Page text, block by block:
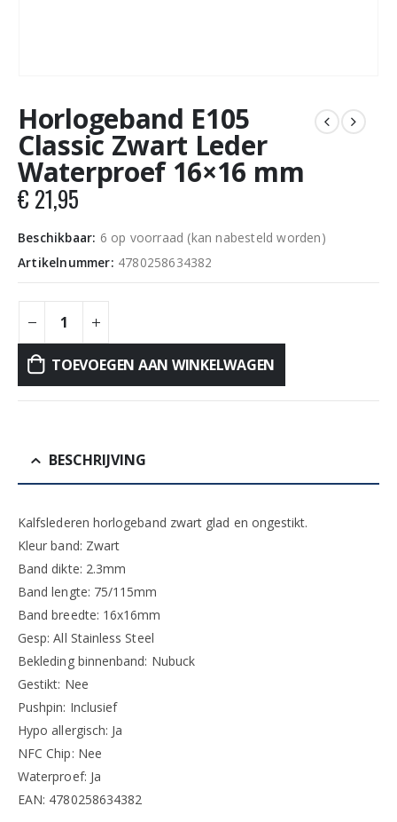
Horlogeband E105
Classic Zwart Leder
Waterproef 16×16 mm
€ 21,95
Beschikbaar: 6 op voorraad (kan nabesteld worden)
Artikelnummer: 4780258634382
TOEVOEGEN AAN WINKELWAGEN
BESCHRIJVING
Kalfslederen horlogeband zwart glad en ongestikt.
Kleur band: Zwart
Band dikte: 2.3mm
Band lengte: 75/115mm
Band breedte: 16x16mm
Gesp: All Stainless Steel
Bekleding binnenband: Nubuck
Gestikt: Nee
Pushpin: Inclusief
Hypo allergisch: Ja
NFC Chip: Nee
Waterproef: Ja
EAN: 4780258634382